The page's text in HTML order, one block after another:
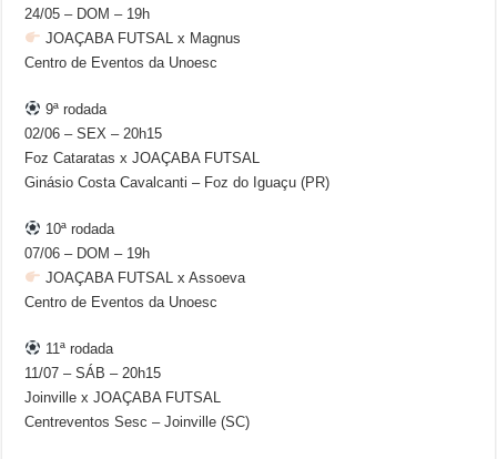
24/05 – DOM – 19h
JOAÇABA FUTSAL x Magnus
Centro de Eventos da Unoesc
9ª rodada
02/06 – SEX – 20h15
Foz Cataratas x JOAÇABA FUTSAL
Ginásio Costa Cavalcanti – Foz do Iguaçu (PR)
10ª rodada
07/06 – DOM – 19h
JOAÇABA FUTSAL x Assoeva
Centro de Eventos da Unoesc
11ª rodada
11/07 – SÁB – 20h15
Joinville x JOAÇABA FUTSAL
Centreventos Sesc – Joinville (SC)